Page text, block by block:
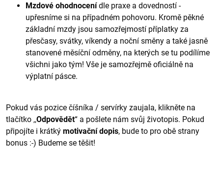
Mzdové ohodnocenídle praxe a dovedností -
upřesníme si na případném pohovoru. Kromě pěkné
základní mzdy jsou samozřejmostí příplatky za
přesčasy, svátky, víkendy a noční směny a také jasně
stanovené měsíční odměny, na kterých se tu podílíme
všichni jako tým! Vše je samozřejmě oficiálně na
výplatní pásce.
Pokud vás pozice číšníka / servírky zaujala, klikněte na
tlačítko ,,Odpovědět“ a pošlete nám svůj životopis. Pokud
připojíte i krátký motivační dopis, bude to pro obě strany
bonus :-) Budeme se těšit!